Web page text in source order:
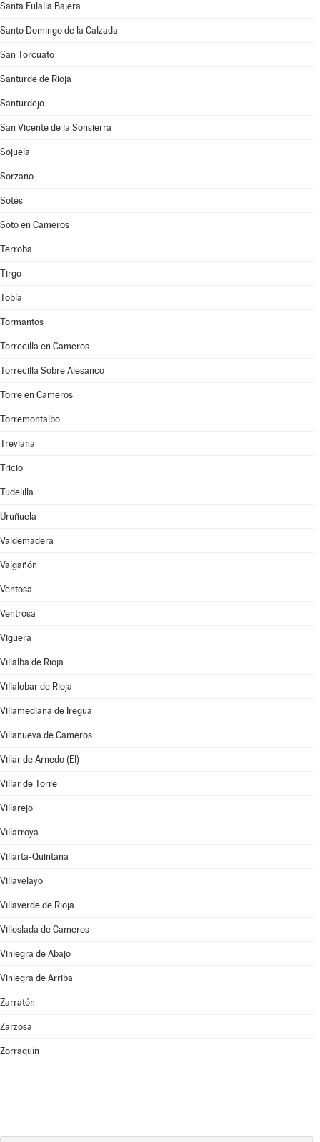
Santa Eulalia Bajera
Santo Domingo de la Calzada
San Torcuato
Santurde de Rioja
Santurdejo
San Vicente de la Sonsierra
Sojuela
Sorzano
Sotés
Soto en Cameros
Terroba
Tirgo
Tobía
Tormantos
Torrecilla en Cameros
Torrecilla Sobre Alesanco
Torre en Cameros
Torremontalbo
Treviana
Tricio
Tudelilla
Uruñuela
Valdemadera
Valgañón
Ventosa
Ventrosa
Viguera
Villalba de Rioja
Villalobar de Rioja
Villamediana de Iregua
Villanueva de Cameros
Villar de Arnedo (El)
Villar de Torre
Villarejo
Villarroya
Villarta-Quintana
Villavelayo
Villaverde de Rioja
Villoslada de Cameros
Viniegra de Abajo
Viniegra de Arriba
Zarratón
Zarzosa
Zorraquín